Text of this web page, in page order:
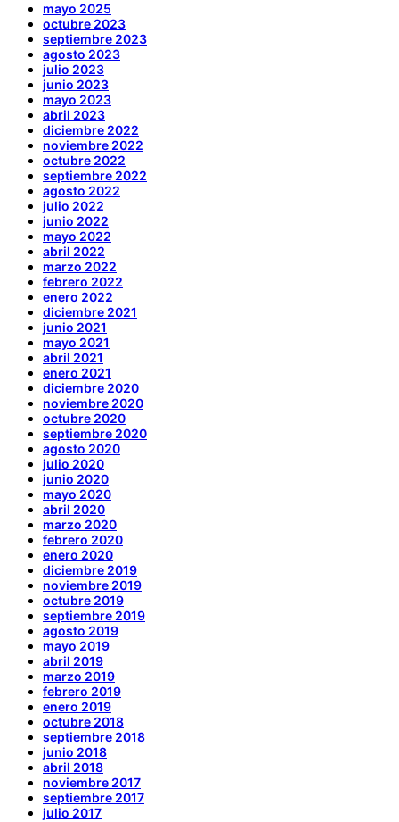
mayo 2025
octubre 2023
septiembre 2023
agosto 2023
julio 2023
junio 2023
mayo 2023
abril 2023
diciembre 2022
noviembre 2022
octubre 2022
septiembre 2022
agosto 2022
julio 2022
junio 2022
mayo 2022
abril 2022
marzo 2022
febrero 2022
enero 2022
diciembre 2021
junio 2021
mayo 2021
abril 2021
enero 2021
diciembre 2020
noviembre 2020
octubre 2020
septiembre 2020
agosto 2020
julio 2020
junio 2020
mayo 2020
abril 2020
marzo 2020
febrero 2020
enero 2020
diciembre 2019
noviembre 2019
octubre 2019
septiembre 2019
agosto 2019
mayo 2019
abril 2019
marzo 2019
febrero 2019
enero 2019
octubre 2018
septiembre 2018
junio 2018
abril 2018
noviembre 2017
septiembre 2017
julio 2017